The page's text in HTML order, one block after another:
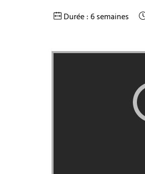
Durée : 6 semaines